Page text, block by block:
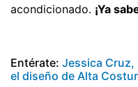
acondicionado. ¡Ya
Entérate: Jessica Cruz,
el diseño de Alta